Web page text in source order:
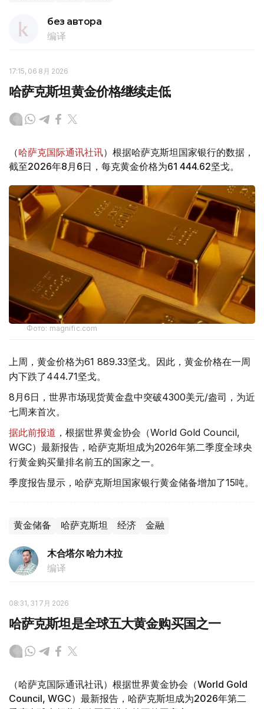
без автора
编译
17:15, 06 8月 2026
哈萨克斯坦黄金价格继续走低
（哈萨克国际通讯社讯）根据哈萨克斯坦国家银行的数据，
截至2026年8月6日，每克黄金价格为61 444.62坚戈。
Фото: magnific.com
上周，黄金价格为61 889.33坚戈。因此，黄金价格在一周
内下跌了444.71坚戈。
8月6日，世界市场现货黄金盘中突破4300美元/盎司，为近
七周来首次。
据此前报道 ，根据世界黄金协会（World Gold Council,
WGC）最新报告，哈萨克斯坦成为2026年第二季度全球央
行黄金购买量排名前五的国家之一。
季度报告显示，哈萨克斯坦国家银行黄金储备增加了15吨。
黄金储备 哈萨克斯坦 经济 金融
木合塔尔 哈力木拉
编译
08:31, 31 7月 2026
哈萨克斯坦是全球五大黄金购买国之一
（哈萨克国际通讯社讯）根据世界黄金协会（World Gold
Council, WGC）最新报告，哈萨克斯坦成为2026年第二